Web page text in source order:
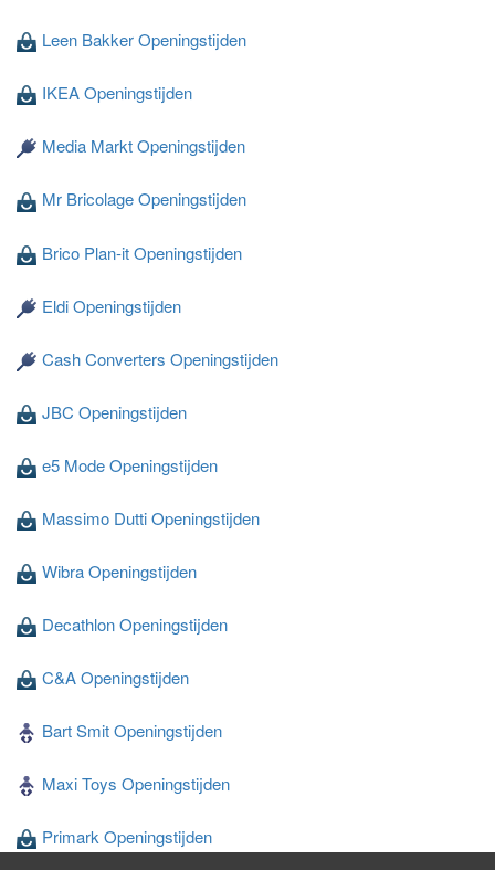
Leen Bakker Openingstijden
IKEA Openingstijden
Media Markt Openingstijden
Mr Bricolage Openingstijden
Brico Plan-it Openingstijden
Eldi Openingstijden
Cash Converters Openingstijden
JBC Openingstijden
e5 Mode Openingstijden
Massimo Dutti Openingstijden
Wibra Openingstijden
Decathlon Openingstijden
C&A Openingstijden
Bart Smit Openingstijden
Maxi Toys Openingstijden
Primark Openingstijden